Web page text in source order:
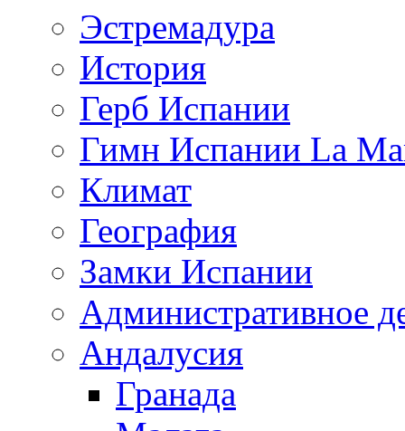
Эстремадура
История
Герб Испании
Гимн Испании La
Климат
География
Замки Испании
Административное
Андалусия
Гранада